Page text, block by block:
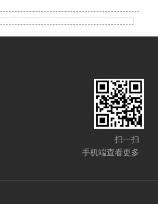
扫一扫
手机端查看更多